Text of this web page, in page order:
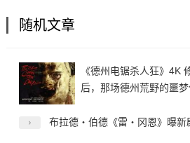
随机文章
《德州电锯杀人狂》4K
后，那场德州荒野的噩
布拉德・伯德《雷・冈恩》曝新剧照定档 12